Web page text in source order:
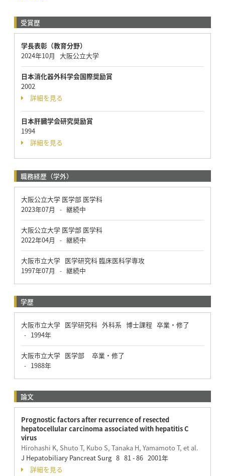
受賞歴
学長表彰（教育分野）
2024年10月 大阪公立大学
日本消化器外科学会国際奨励賞
2002
詳細を見る
日本肝臓学会研究奨励賞
1994
詳細を見る
職務経歴（学外）
大阪公立大学 医学部 医学科
2023年07月
- 継続中
大阪公立大学 医学部 医学科
2022年04月
- 継続中
大阪市立大学 医学研究科 臨床医科学専攻
1997年07月
- 継続中
学歴
大阪市立大学 医学研究科 外科系 博士課程 卒業・修了
- 1994年
大阪市立大学 医学部 卒業・修了
- 1988年
論文
Prognostic factors after recurrence of resected
hepatocellular carcinoma associated with hepatitis C
virus
Hirohashi K, Shuto T, Kubo S, Tanaka H, Yamamoto T, et al.
J Hepatobiliary Pancreat Surg 8 81 - 86 2001年
詳細を見る